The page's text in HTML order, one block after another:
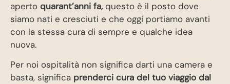
aperto quarant’anni fa, questo è il posto dove
siamo nati e cresciuti e che oggi portiamo avanti
con la stessa cura di sempre e qualche idea
nuova.
Per noi ospitalità non significa darti una camera e
basta, significa prenderci cura del tuo viaggio dal